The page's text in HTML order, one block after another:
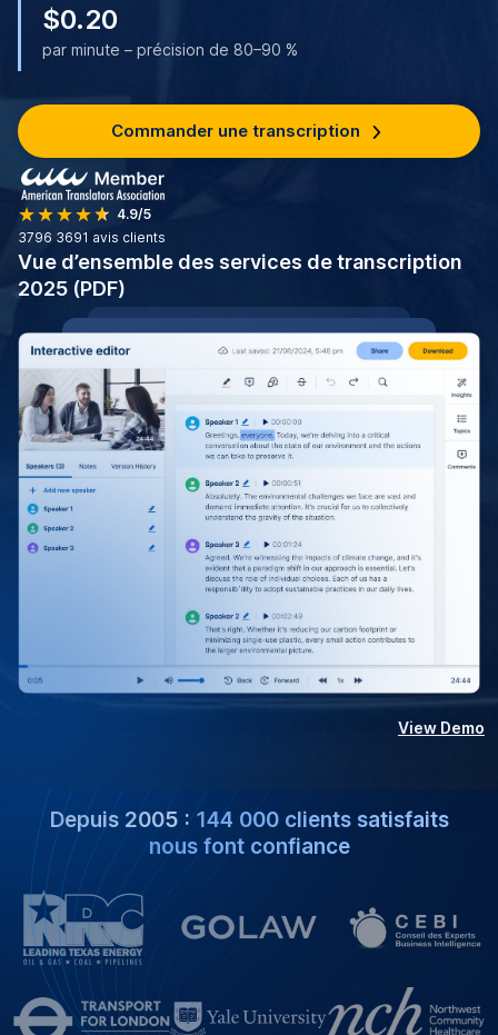
$0.20
par minute – précision de 80–90 %
Commander une transcription
4.9/5
3796 3691 avis clients
Vue d’ensemble des services de transcription
2025 (PDF)
View Demo
Depuis 2005 : 144 000 clients satisfaits
nous font confiance